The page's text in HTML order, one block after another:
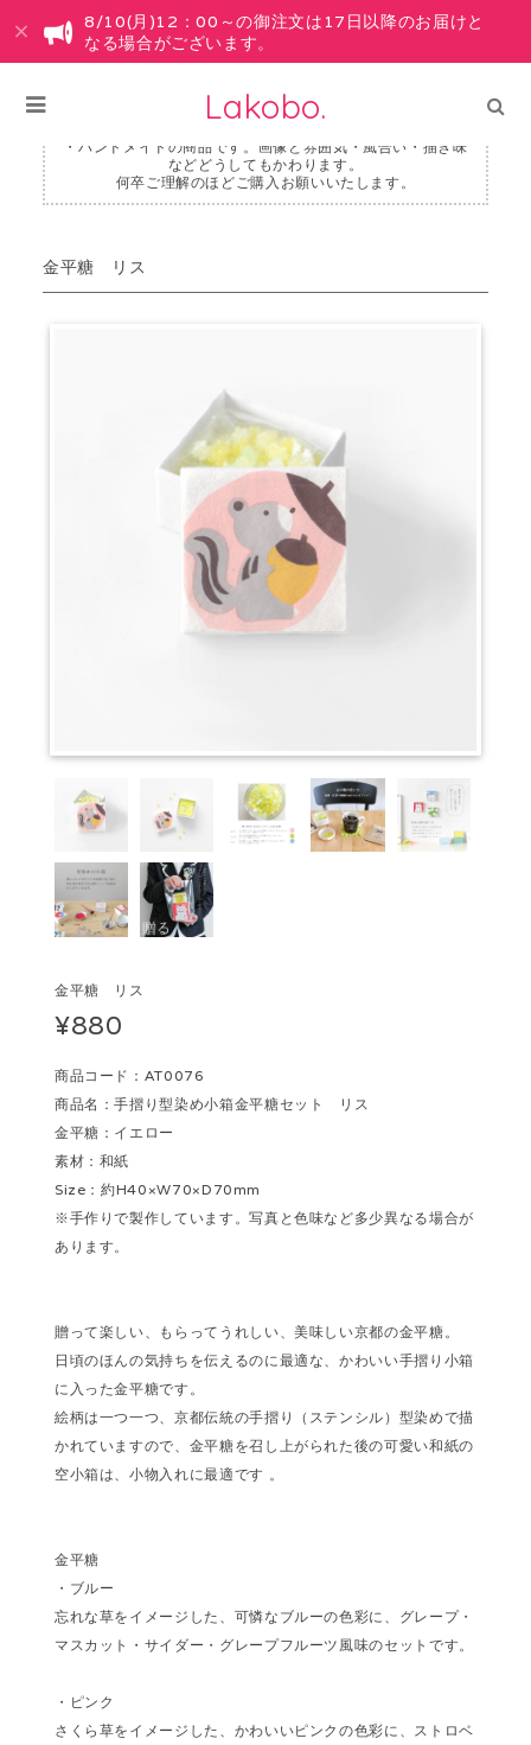
8/10(月)12：00～の御注文は17日以降のお届けと
なる場合がございます。
Lakobo.
・ハンドメイドの商品です。画像と雰囲気・風合い・描き味
などどうしてもかわります。
何卒ご理解のほどご購入お願いいたします。
金平糖 リス
金平糖 リス
¥880
商品コード：AT0076
商品名：手摺り型染め小箱金平糖セット リス
金平糖：イエロー
素材：和紙
Size：約H40×W70×D70mm
※手作りで製作しています。写真と色味など多少異なる場合が
あります。
贈って楽しい、もらってうれしい、美味しい京都の金平糖。
日頃のほんの気持ちを伝えるのに最適な、かわいい手摺り小箱
に入った金平糖です。
絵柄は一つ一つ、京都伝統の手摺り（ステンシル）型染めで描
かれていますので、金平糖を召し上がられた後の可愛い和紙の
空小箱は、小物入れに最適です 。
金平糖
・ブルー
忘れな草をイメージした、可憐なブルーの色彩に、グレープ・
マスカット・サイダー・グレープフルーツ風味のセットです。
・ピンク
さくら草をイメージした、かわいいピンクの色彩に、ストロベ